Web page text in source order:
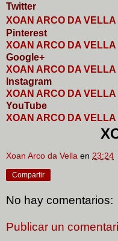
Twitter
XOAN ARCO DA VELLA
Pinterest
XOAN ARCO DA VELLA
Google+
XOAN ARCO DA VELLA
nstagram
XOAN ARCO DA VELLA
YouTube
XOAN ARCO DA VELLA
Xoan Arco da Vella en 23:24
Compartir
No hay comentarios:
Publicar un